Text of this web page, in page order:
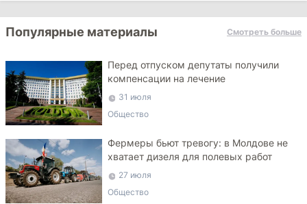
Популярные материалы Смотреть больше
Перед отпуском депутаты получили
компенсации на лечение
31 июля
Общество
Фермеры бьют тревогу: в Молдове не
хватает дизеля для полевых работ
27 июля
Общество